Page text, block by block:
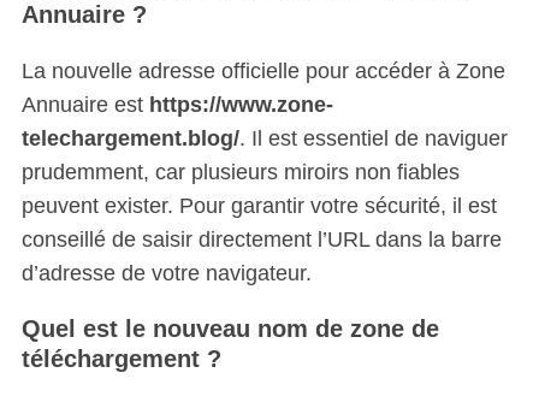
Annuaire ?
La nouvelle adresse officielle pour accéder à Zone
Annuaire est https://www.zone-
telechargement.blog/. Il est essentiel de naviguer
prudemment, car plusieurs miroirs non fiables
peuvent exister. Pour garantir votre sécurité, il est
conseillé de saisir directement l’URL dans la barre
d’adresse de votre navigateur.
Quel est le nouveau nom de zone de
téléchargement ?